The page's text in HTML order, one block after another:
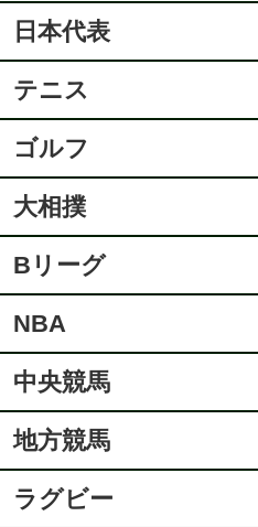
日本代表
テニス
ゴルフ
大相撲
Bリーグ
NBA
中央競馬
地方競馬
ラグビー